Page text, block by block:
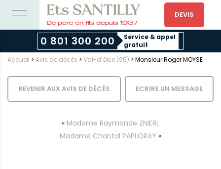
DEVIS
0 801 300 200
Service & appel
gratuit
Accueil > Avis de décès > Val-d'Oise (95) > Monsieur Roger MOYSE
REVENIR AUX AVIS DE DÉCÈS ECRIRE UN MESSAGE
« Madame Raymonde ZNIERL
Madame Chantal PAPLORAY »